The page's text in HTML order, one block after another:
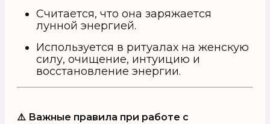
Считается, что она заряжается
лунной энергией.
Используется в ритуалах на женскую
силу, очищение, интуицию и
восстановление энергии.
⚠️ Важные правила при работе с